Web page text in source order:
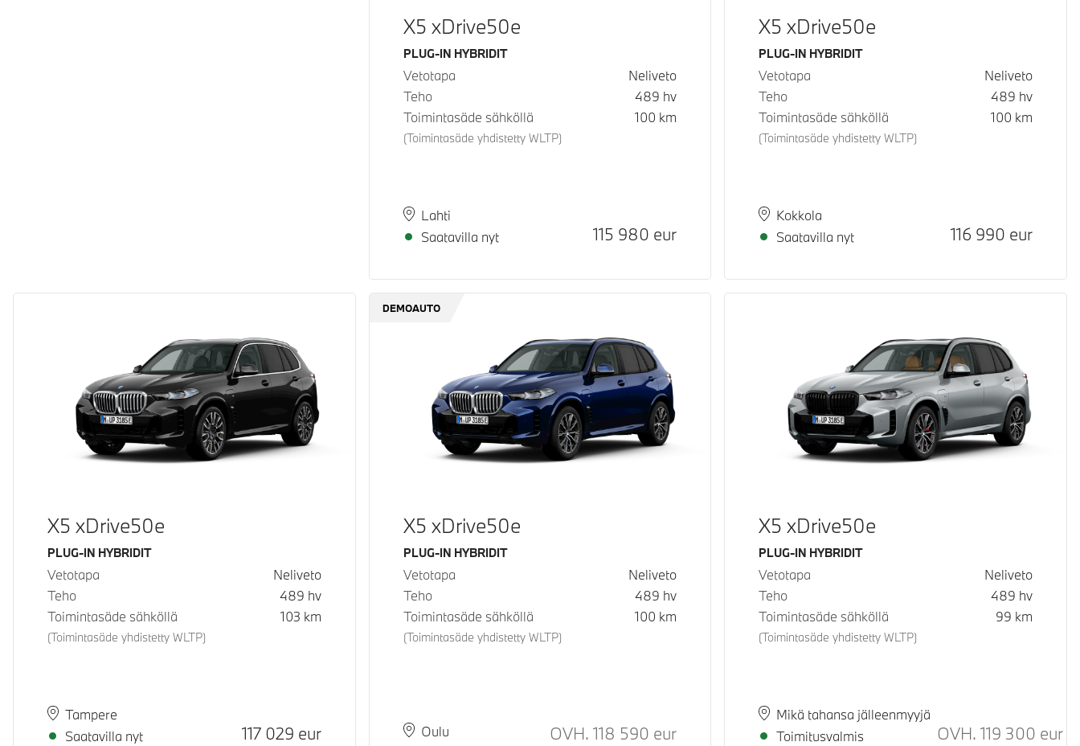
X5 xDrive50e
Käyttövoima
PLUG-IN HYBRIDIT
Vetotapa
Neliveto
Teho
489 hv
Toimintasäde sähköllä
(Toimintasäde yhdistetty WLTP)
100 km
Paikkakunta
Lahti
Toimitusaika
Saatavilla nyt
Hinta
115 980 eur
X5 xDrive50e
Käyttövoima
PLUG-IN HYBRIDIT
Vetotapa
Neliveto
Teho
489 hv
Toimintasäde sähköllä
(Toimintasäde yhdistetty WLTP)
100 km
Paikkakunta
Kokkola
Toimitusaika
Saatavilla nyt
Hinta
116 990 eur
X5 xDrive50e
Käyttövoima
PLUG-IN HYBRIDIT
Vetotapa
Neliveto
Teho
489 hv
Toimintasäde sähköllä
(Toimintasäde yhdistetty WLTP)
103 km
Paikkakunta
Tampere
Toimitusaika
Saatavilla nyt
Hinta
117 029 eur
DEMOAUTO
X5 xDrive50e
Käyttövoima
PLUG-IN HYBRIDIT
Vetotapa
Neliveto
Teho
489 hv
Toimintasäde sähköllä
(Toimintasäde yhdistetty WLTP)
100 km
Paikkakunta
Oulu
Toimitusaika Hinta
OVH.118 590 eur
X5 xDrive50e
Käyttövoima
PLUG-IN HYBRIDIT
Vetotapa
Neliveto
Teho
489 hv
Toimintasäde sähköllä
(Toimintasäde yhdistetty WLTP)
99 km
Paikkakunta
Mikä tahansa jälleenmyyjä
Toimitusaika
Toimitusvalmis
OVH.119 300 eur